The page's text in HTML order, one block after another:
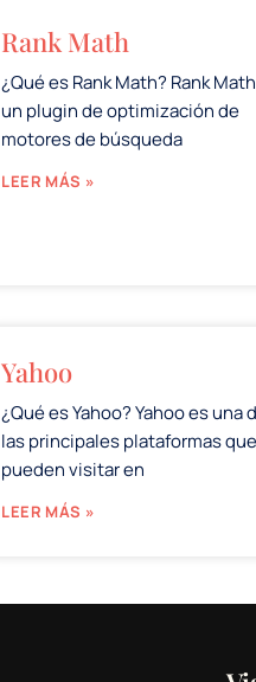
Rank Math
¿Qué es Rank Math? Rank
un plugin de optimización de
motores de búsqueda
LEER MÁS »
Yahoo
¿Qué es Yahoo? Yahoo es una
las principales plataformas
pueden visitar en
LEER MÁS »